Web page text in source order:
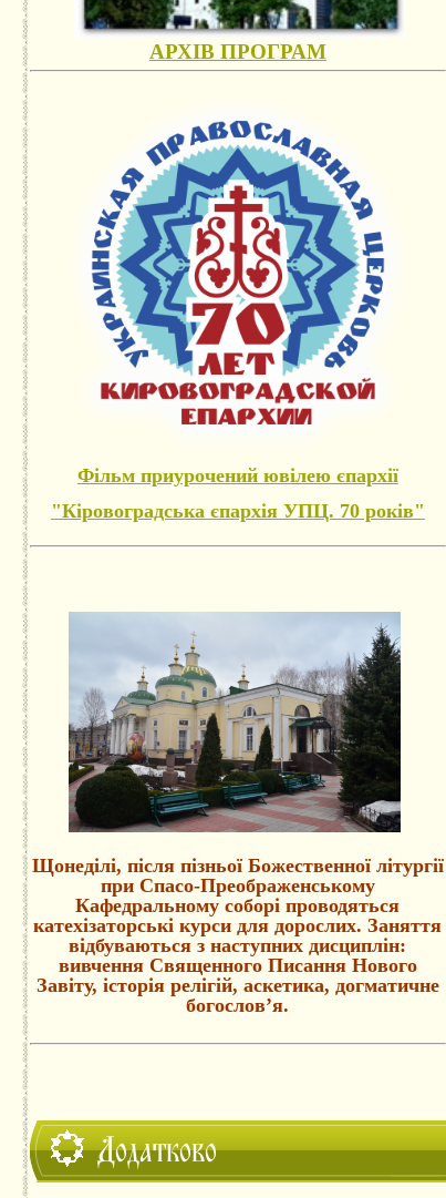
АРХІВ ПРОГРАМ
Фільм приурочений ювілею єпархії
"Кіровоградська єпархія УПЦ. 70 років"
Щонеділі, після пізньої Божественної літургії
при Спасо-Преображенському
Кафедральному соборі проводяться
катехізаторські курси для дорослих. Заняття
відбуваються з наступних дисциплін:
вивчення Священного Писання Нового
Завіту, історія релігій, аскетика, догматичне
богослов’я.
Додатково